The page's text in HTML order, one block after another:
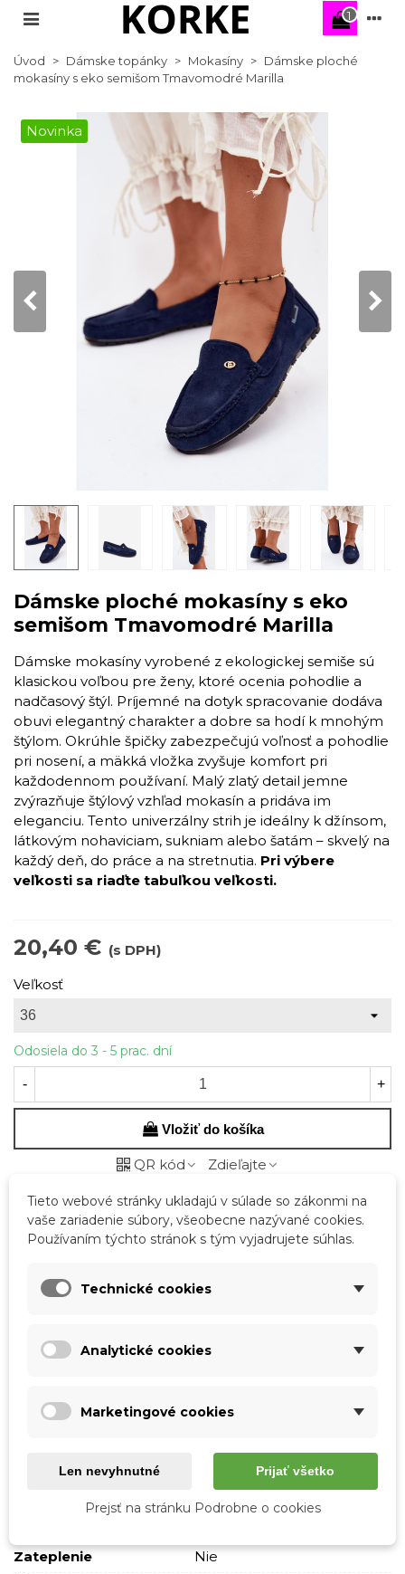
1
Úvod > Dámske topánky > Mokasíny > Dámske ploché
mokasíny s eko semišom Tmavomodré Marilla
Novinka
Dámske ploché mokasíny s eko
semišom Tmavomodré Marilla
Dámske mokasíny vyrobené z ekologickej semiše sú
klasickou voľbou pre ženy, ktoré ocenia pohodlie a
nadčasový štýl. Príjemné na dotyk spracovanie dodáva
obuvi elegantný charakter a dobre sa hodí k mnohým
štýlom. Okrúhle špičky zabezpečujú voľnosť a pohodlie
pri nosení, a mäkká vložka zvyšuje komfort pri
každodennom používaní. Malý zlatý detail jemne
zvýrazňuje štýlový vzhľad mokasín a pridáva im
eleganciu. Tento univerzálny strih je ideálny k džínsom,
látkovým nohaviciam, sukniam alebo šatám – skvelý na
každý deň, do práce a na stretnutia. Pri výbere
veľkosti sa riaďte tabuľkou veľkosti.
20,40 € (s DPH)
Veľkosť
Odosiela do 3 - 5 prac. dní
- +
Vložiť do košíka
QR kód Zdieľajte
Kód: 44432-19
Značka: Boto
Bez podpätku
Semišová ekokoža
Zateplenie
Nie
Tieto webové stránky ukladajú v súlade so zákonmi na
vaše zariadenie súbory, všeobecne nazývané cookies.
Používaním týchto stránok s tým vyjadrujete súhlas.
Technické cookies
Analytické cookies
Marketingové cookies
Len nevyhnutné Prijať všetko
Prejsť na stránku Podrobne o cookies